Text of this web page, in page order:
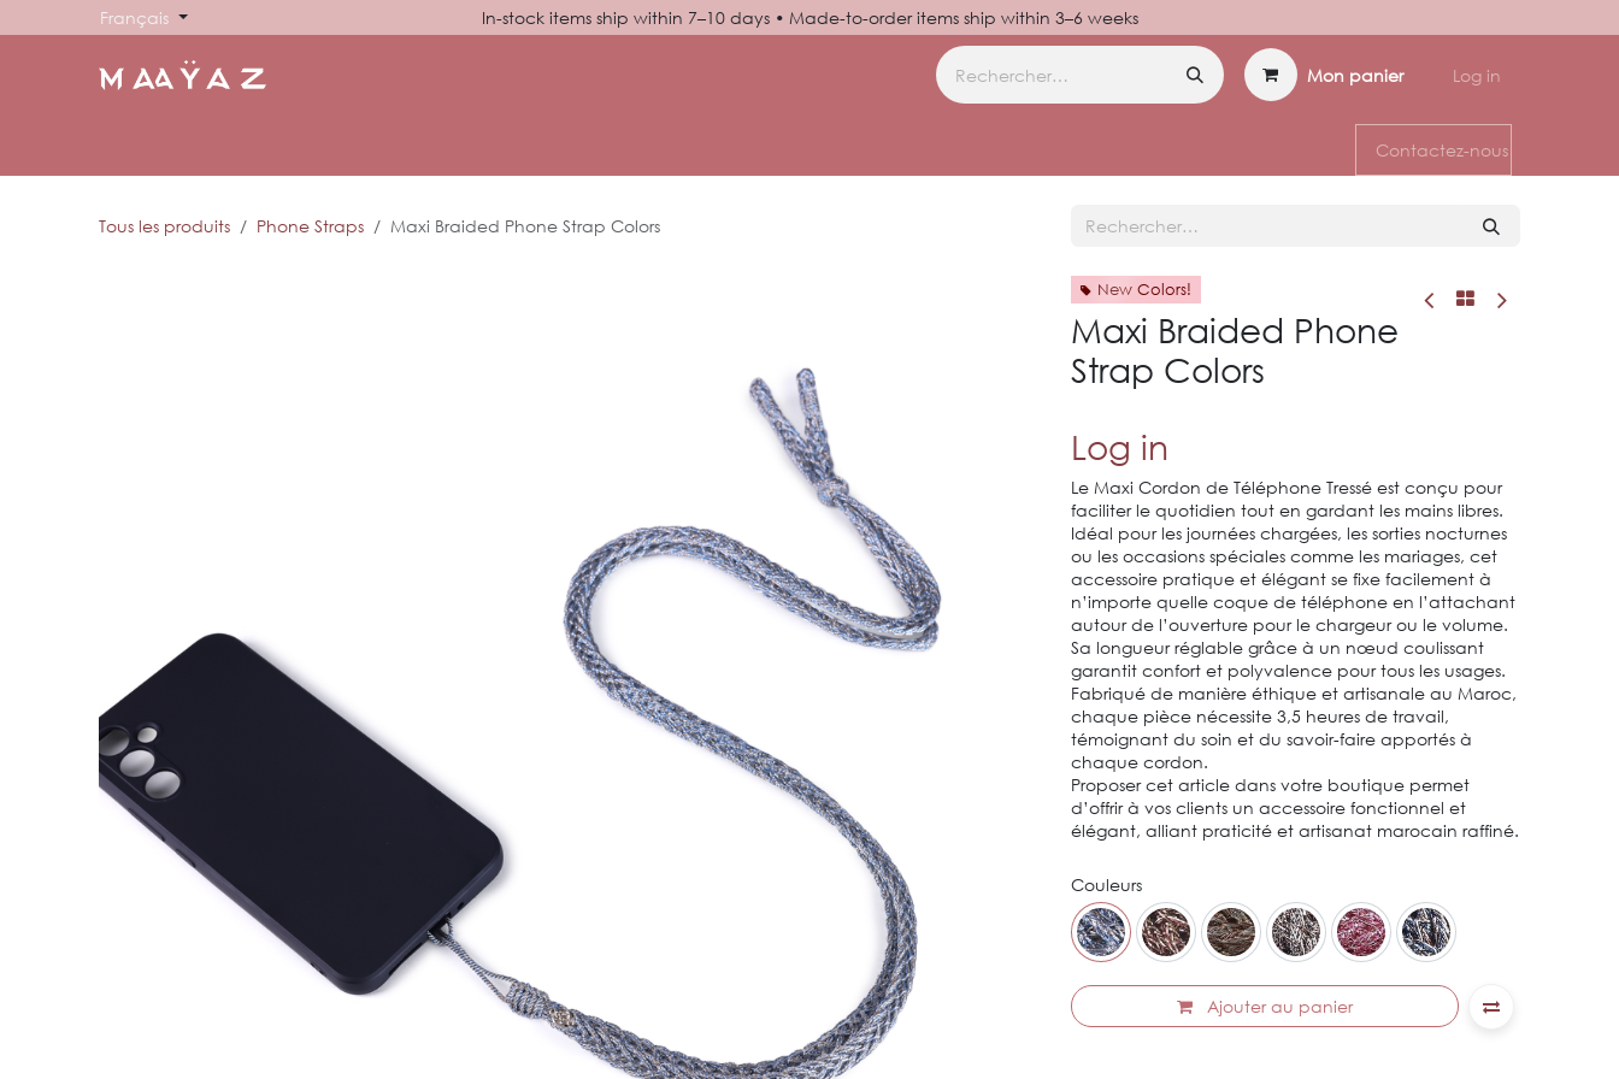
Se rendre au contenu
Français In-stock items ship within 7–10 days • Made-to-order items ship within 3–6 weeks
Mon panier Log in
Contactez-nous
Tous les produits Phone Straps Maxi Braided Phone Strap Colors
New Colors!
Maxi Braided Phone
Strap Colors
Log in
Le Maxi Cordon de Téléphone Tressé est conçu pour
faciliter le quotidien tout en gardant les mains libres.
Idéal pour les journées chargées, les sorties nocturnes
ou les occasions spéciales comme les mariages, cet
accessoire pratique et élégant se fixe facilement à
n’importe quelle coque de téléphone en l’attachant
autour de l’ouverture pour le chargeur ou le volume.
Sa longueur réglable grâce à un nœud coulissant
garantit confort et polyvalence pour tous les usages.
Fabriqué de manière éthique et artisanale au Maroc,
chaque pièce nécessite 3,5 heures de travail,
témoignant du soin et du savoir-faire apportés à
chaque cordon.
Proposer cet article dans votre boutique permet
d’offrir à vos clients un accessoire fonctionnel et
élégant, alliant praticité et artisanat marocain raffiné.
Couleurs
Ajouter au panier